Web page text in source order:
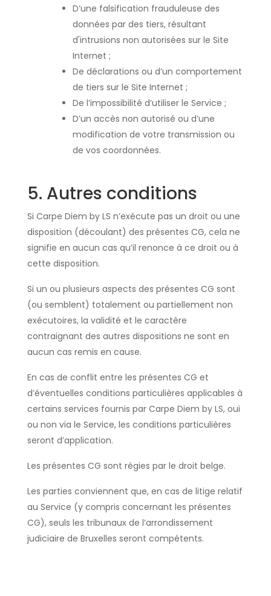
D’une falsification frauduleuse des
données par des tiers, résultant
d'intrusions non autorisées sur le Site
Internet ;
De déclarations ou d’un comportement
de tiers sur le Site Internet ;
De l’impossibilité d’utiliser le Service ;
D’un accès non autorisé ou d’une
modification de votre transmission ou
de vos coordonnées.
5. Autres conditions
Si Carpe Diem by LS n’exécute pas un droit ou une
disposition (découlant) des présentes CG, cela ne
signifie en aucun cas qu’il renonce à ce droit ou à
cette disposition.
Si un ou plusieurs aspects des présentes CG sont
(ou semblent) totalement ou partiellement non
exécutoires, la validité et le caractère
contraignant des autres dispositions ne sont en
aucun cas remis en cause.
En cas de conflit entre les présentes CG et
d’éventuelles conditions particulières applicables à
certains services fournis par Carpe Diem by LS, oui
ou non via le Service, les conditions particulières
seront d’application.
Les présentes CG sont régies par le droit belge.
Les parties conviennent que, en cas de litige relatif
au Service (y compris concernant les présentes
CG), seuls les tribunaux de l’arrondissement
judiciaire de Bruxelles seront compétents.